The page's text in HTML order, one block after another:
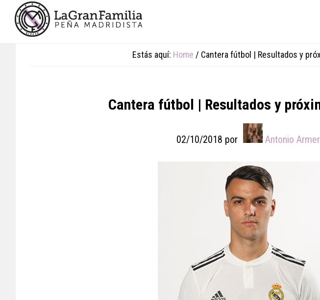
primary
footer
Estás aquí: Home / Cantera fútbol | Resultados y
Cantera fútbol | Resultados y
02/10/2018 por Antonio